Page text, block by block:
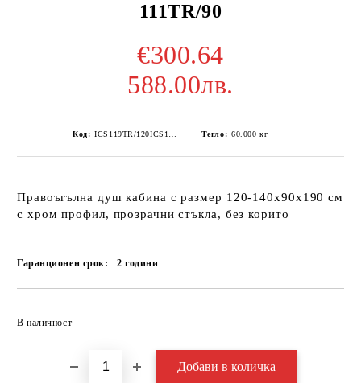
111TR/90
€300.64
588.00лв.
Код: Тегло: 60.000 кг
Правоъгълна душ кабина с размер 120-140х90х190 см
с хром профил, прозрачни стъкла, без корито
Гаранционен срок: 2години
В наличност